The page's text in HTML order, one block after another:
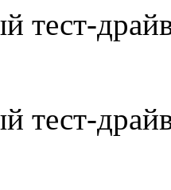
тест-
тест-